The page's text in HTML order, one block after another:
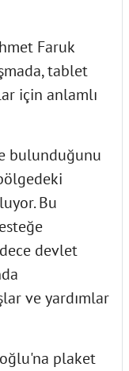
Faruk
tablet
için anlamlı
bulunduğunu
Bu
devlet
ve yardımlar
plaket